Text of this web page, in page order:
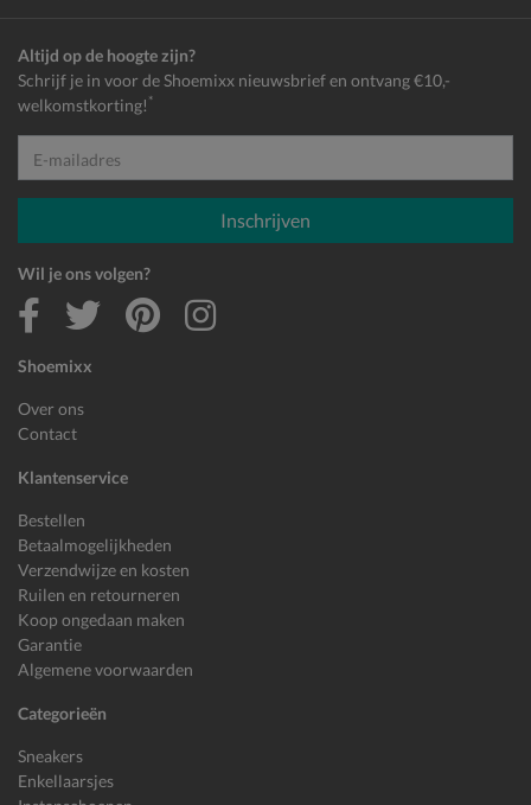
Shoemixx
Over ons
Contact
Klantenservice
Bestellen
Betaalmogelijkheden
Verzendwijze en kosten
Ruilen en retourneren
Koop ongedaan maken
Garantie
Algemene voorwaarden
Categorieën
Sneakers
Enkellaarsjes
Altijd op de hoogte zijn?
Schrijf je in voor de Shoemixx nieuwsbrief en ontvang €10,-
welkomstkorting! *
E-mailadres
Inschrijven
Wil je ons volgen?